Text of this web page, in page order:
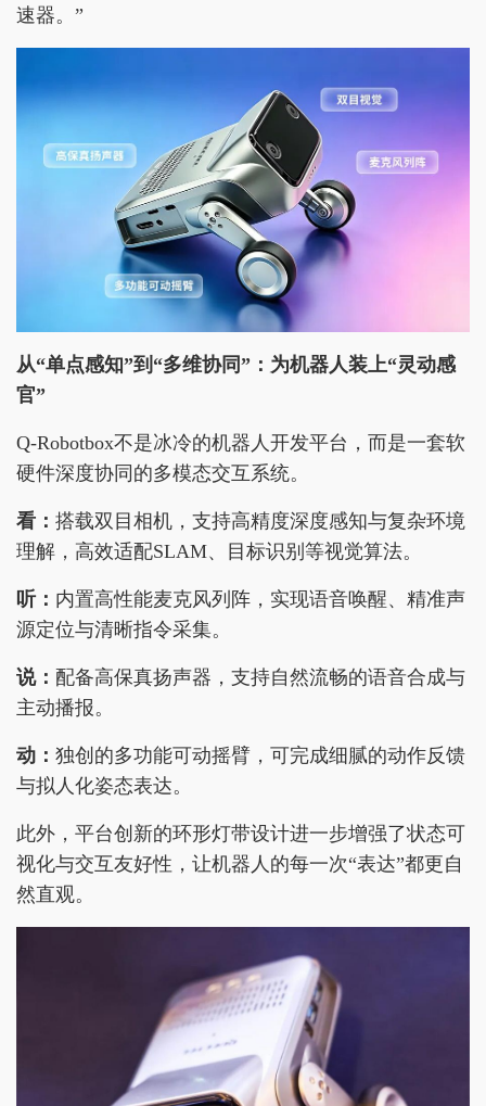
速器。”
从“单点感知”到“多维协同”：为机器人装上“灵动感
官”
Q-Robotbox不是冰冷的机器人开发平台，而是一套软
硬件深度协同的多模态交互系统。
看 ： 搭载双目相机，支持高精度深度感知与复杂环境
理解，高效适配SLAM、目标识别等视觉算法。
听： 内置高性能麦克风列阵，实现语音唤醒、精准声
源定位与清晰指令采集。
说： 配备高保真扬声器，支持自然流畅的语音合成与
主动播报。
动： 独创的多功能可动摇臂，可完成细腻的动作反馈
与拟人化姿态表达。
此外，平台创新的环形灯带设计进一步增强了状态可
视化与交互友好性，让机器人的每一次“表达”都更自
然直观。